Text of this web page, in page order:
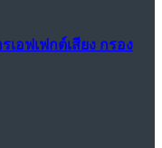
เอฟเฟกต์เสียง กรอง